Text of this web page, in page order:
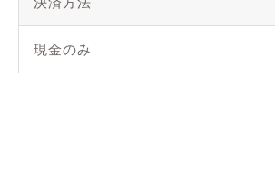
現金のみ